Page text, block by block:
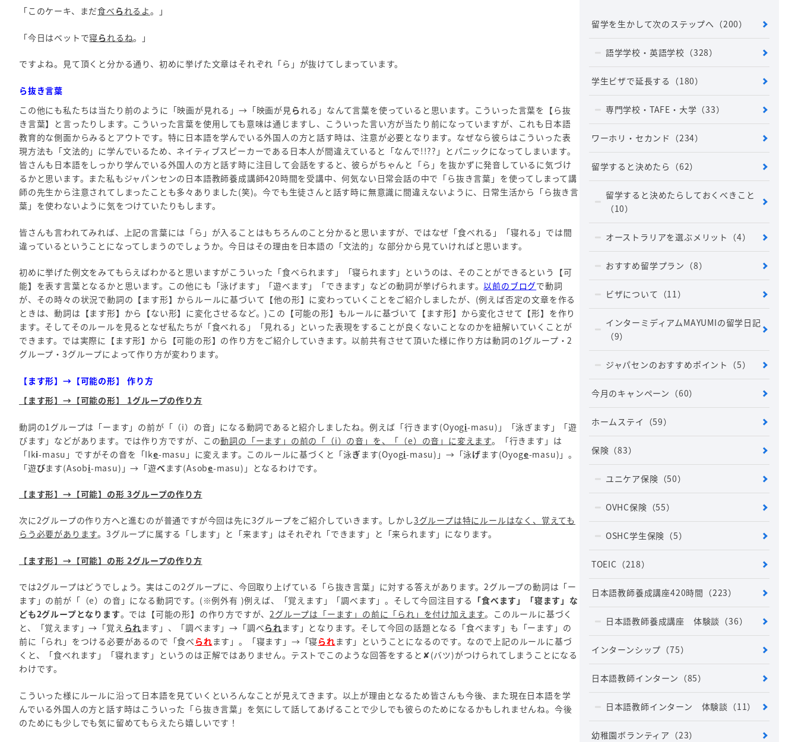
「このケーキ、まだ食べ られるよ。」
「今日はベットで寝 られるね。」
ですよね。見て頂くと分かる通り、初めに挙げた文章はそれぞれ「ら」が抜けてしまっています。
ら抜き言葉
この他にも私たちは当たり前のように「映画が見れる」→「映画が見られる」なんて言葉を使っていると思います。こういった言葉を【ら抜
き言葉】と言ったりします。こういった言葉を使用しても意味は通じますし、こういった言い方が当たり前になっていますが、これも日本語
教育的な側面からみるとアウトです。特に日本語を学んでいる外国人の方と話す時は、注意が必要となります。なぜなら彼らはこういった表
現方法も「文法的」に学んでいるため、ネイティブスピーカーである日本人が間違えていると「なんで!!??」とパニックになってしまいます。
皆さんも日本語をしっかり学んでいる外国人の方と話す時に注目して会話をすると、彼らがちゃんと「ら」を抜かずに発音しているに気づけ
るかと思います。また私もジャパンセンの日本語教師養成講師420時間を受講中、何気ない日常会話の中で「ら抜き言葉」を使ってしまって講
師の先生から注意されてしまったことも多々ありました(笑)。今でも生徒さんと話す時に無意識に間違えないように、日常生活から「ら抜き言
葉」を使わないように気をつけていたりもします。
皆さんも言われてみれば、上記の言葉には「ら」が入ることはもちろんのこと分かると思いますが、ではなぜ「食べれる」「寝れる」では間
違っているということになってしまうのでしょうか。今日はその理由を日本語の「文法的」な部分から見ていければと思います。
初めに挙げた例文をみてもらえばわかると思いますがこういった「食べられます」「寝られます」というのは、そのことができるという【可
能】を表す言葉となるかと思います。この他にも「泳げます」「遊べます」「できます」などの動詞が挙げられます。以前のブログで動詞
が、その時々の状況で動詞の【ます形】からルールに基づいて【他の形】に変わっていくことをご紹介しましたが、(例えば否定の文章を作る
ときは、動詞は【ます形】から【ない形】に変化させるなど。)この【可能の形】もルールに基づいて【ます形】から変化させて【形】を作り
ます。そしてそのルールを見るとなぜ私たちが「食べれる」「見れる」といった表現をすることが良くないことなのかを紐解いていくことが
できます。では実際に【ます形】から【可能の形】の作り方をご紹介していきます。以前共有させて頂いた様に作り方は動詞の1グループ・2
グループ・3グループによって作り方が変わります。
【ます形】→【可能の形】 作り方
【ます形】→【可能の形】 1グループの作り方
動詞の1グループは「ーます」の前が「（i）の音」になる動詞であると紹介しましたね。例えば「行きます(Oyogi-masu)」「泳ぎます」「遊
びます」などがあります。では作り方ですが、この動詞の「ーます」の前の「（i）の音」を、「（e）の音」に変えます。「行きます」は
「Iki-masu」ですがその音を「Ike-masu」に変えます。このルールに基づくと「泳ぎます(Oyogi-masu)」→「泳げます(Oyoge-masu)」。
「遊びます(Asobi-masu)」→「遊べます(Asobe-masu)」となるわけです。
【ます形】→【可能】の形 3グループの作り方
次に2グループの作り方へと進むのが普通ですが今回は先に3グループをご紹介していきます。しかし3グループは特にルールはなく、覚えても
らう必要があります。3グループに属する「します」と「来ます」はそれぞれ「できます」と「来られます」になります。
【ます形】→【可能】の形 2グループの作り方
では2グループはどうでしょう。実はこの2グループに、今回取り上げている「ら抜き言葉」に対する答えがあります。2グループの動詞は「ー
ます」の前が「（e）の音」になる動詞です。(※例外有 )例えば、「覚えます」「調べます」。そして今回注目する 「食べます」「寝ます」な
ども2グループとなります。では【可能の形】の作り方ですが、2グループは「ーます」の前に「られ」を付け加えます。このルールに基づく
と、「覚えます」→「覚え られます」、「調べます」→「調べられます」となります。そして今回の話題となる「食べます」も「ーます」の
前に「られ」をつける必要があるので「食べ られます」。「寝ます」→「寝 られます」ということになるのです。なので上記のルールに基づ
くと、「食べれます」「寝れます」というのは正解ではありません。テストでこのような回答をすると✘(バツ)がつけられてしまうことになる
わけです。
こういった様にルールに沿って日本語を見ていくといろんなことが見えてきます。以上が理由となるため皆さんも今後、また現在日本語を学
んでいる外国人の方と話す時はこういった「ら抜き言葉」を気にして話してあげることで少しでも彼らのためになるかもしれませんね。今後
のためにも少しでも気に留めてもらえたら嬉しいです！
留学を生かして次のステップへ （200）
語学学校・英語学校 （328）
学生ビザで延長する （180）
専門学校・TAFE・大学 （33）
ワーホリ・セカンド （234）
留学すると決めたら （62）
留学すると決めたらしておくべきこと
（10）
オーストラリアを選ぶメリット （4）
おすすめ留学プラン （8）
ビザについて （11）
インターミディアムMAYUMIの留学日記
（9）
ジャパセンのおすすめポイント （5）
今月のキャンペーン （60）
ホームステイ （59）
保険 （83）
ユニケア保険 （50）
OVHC保険 （55）
OSHC学生保険 （5）
TOEIC （218）
日本語教師養成講座420時間 （223）
日本語教師養成講座 体験談 （36）
インターンシップ （75）
日本語教師インターン （85）
日本語教師インターン 体験談 （11）
幼稚園ボランティア （23）